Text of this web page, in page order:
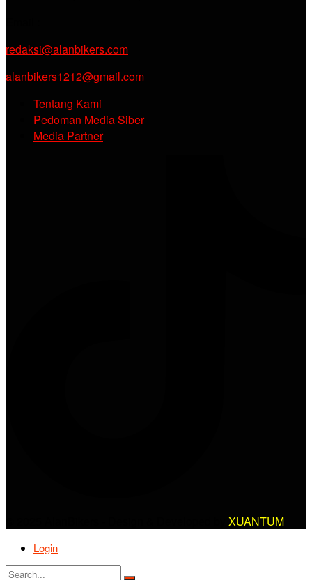
redaksi@alanbikers.com
alanbikers1212@gmail.com
Tentang Kami
Pedoman Media Siber
Media Partner
XUANTUM
Login